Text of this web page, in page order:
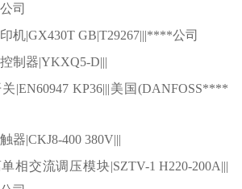
司
机|GX430T GB|T29267|||****公司
制器|YKXQ5-D|||
|EN60947 KP36|||美国(DANFOSS****
器|CKJ8-400 380V|||
相交流调压模块|SZTV-1 H220-200A|||